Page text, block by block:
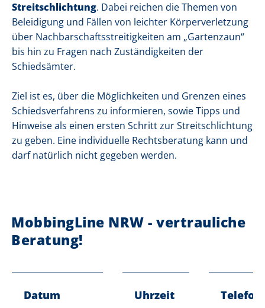
Streitschlichtung. Dabei reichen die Themen von
Beleidigung und Fällen von leichter Körperverletzung
über Nachbarschaftsstreitigkeiten am „Gartenzaun“
bis hin zu Fragen nach Zuständigkeiten der
Schiedsämter.
Ziel ist es, über die Möglichkeiten und Grenzen eines
Schiedsverfahrens zu informieren, sowie Tipps und
Hinweise als einen ersten Schritt zur Streitschlichtung
zu geben. Eine individuelle Rechtsberatung kann und
darf natürlich nicht gegeben werden.
MobbingLine NRW - vertrauliche
Beratung!
Datum Uhrzeit Telefon